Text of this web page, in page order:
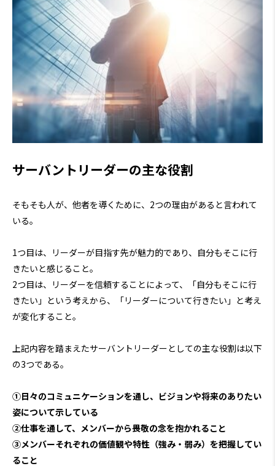
サーバントリーダーの主な役割
そもそも人が、他者を導くために、2つの理由があると言われて
いる。
1つ目は、リーダーが目指す先が魅力的であり、自分もそこに行
きたいと感じること。
2つ目は、リーダーを信頼することによって、「自分もそこに行
きたい」という考えから、「リーダーについて行きたい」と考え
が変化すること。
上記内容を踏まえたサーバントリーダーとしての主な役割は以下
の3つである。
①日々のコミュニケーションを通し、ビジョンや将来のありたい
姿について示している
②仕事を通して、メンバーから畏敬の念を抱かれること
③メンバーそれぞれの価値観や特性（強み・弱み）を把握してい
ること